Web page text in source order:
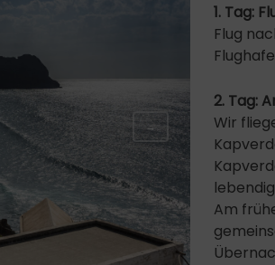
→
1. Tag:
Flug
2. Tag:
Wir
Am